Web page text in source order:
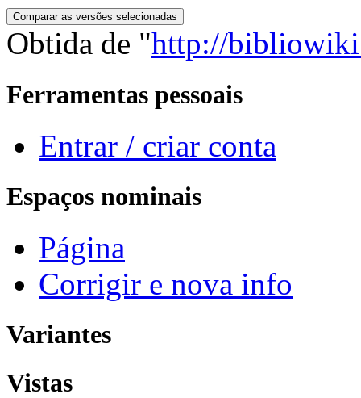
Obtida de "http://
Ferramentas pessoais
Entrar / criar conta
Espaços nominais
Página
Corrigir e nova info
Variantes
Vistas